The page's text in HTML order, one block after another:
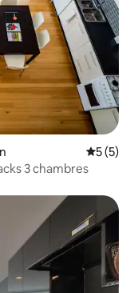
5 (5)
3 chambres